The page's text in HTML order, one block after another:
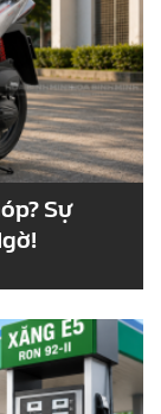
Sự